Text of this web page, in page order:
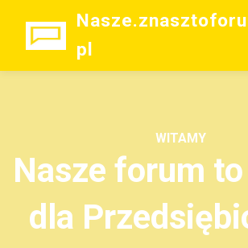
pl
WITAMY
Nasze forum
dla